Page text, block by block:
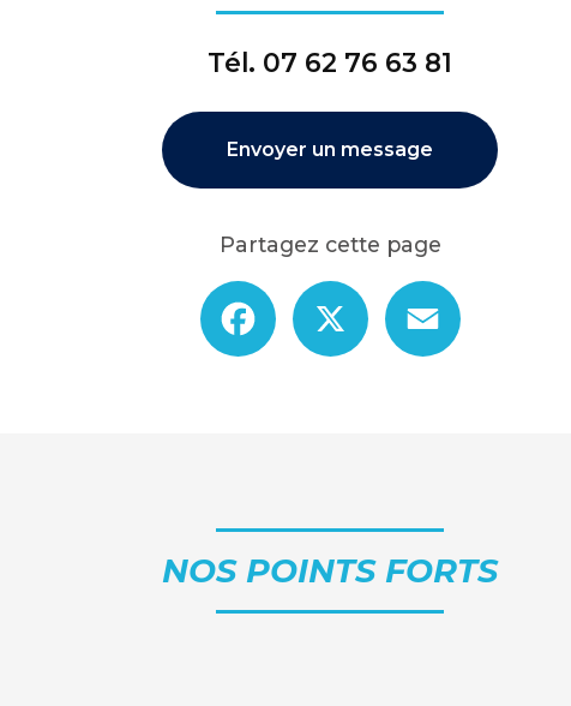
Tél. 07 62 76 63 81
Envoyer un message
Partagez cette page
Facebook
NOS POINTS FORTS